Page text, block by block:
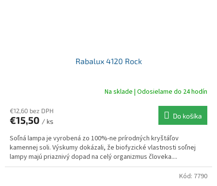
Rabalux 4120 Rock
Na sklade | Odosielame do 24 hodín
€12,60 bez DPH
€15,50 / ks
Do košíka
Soľná lampa je vyrobená zo 100%-ne prírodných kryštáľov
kamennej soli. Výskumy dokázali, že biofyzické vlastnosti soľnej
lampy majú priaznivý dopad na celý organizmus človeka....
Kód: 7790